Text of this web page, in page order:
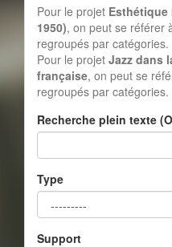
Pour le projet Esthétique
1950), on peut se référer
regroupés par catégories.
Pour le projet Jazz dans
française, on peut se
regroupés par catégories.
Recherche plein texte
Type
Support